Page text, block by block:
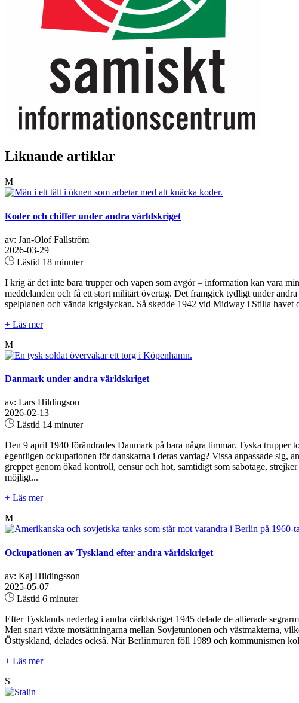
Liknande artiklar
M
Koder och chiffer under andra världskriget
av: Jan-Olof Fallström
2026-03-29
Lästid 18 minuter
I krig är det inte bara trupper och vapen som avgör – information kan vara
meddelanden och få ett stort militärt övertag. Det framgick tydligt under
spelplanen och vända krigslyckan. Så skedde 1942 vid Midway i Stilla
+ Läs mer
M
Danmark under andra världskriget
av: Lars Hildingson
2026-02-13
Lästid 14 minuter
Den 9 april 1940 förändrades Danmark på bara några timmar. Tyska
egentligen ockupationen för danskarna i deras vardag? Vissa anpassade
greppet genom ökad kontroll, censur och hot, samtidigt som sabotage,
möjligt...
+ Läs mer
M
Ockupationen av Tyskland efter andra världskriget
av: Kaj Hildingsson
2025-05-07
Lästid 6 minuter
Efter Tysklands nederlag i andra världskriget 1945 delade de allierade
Men snart växte motsättningarna mellan Sovjetunionen och västmakterna,
Östtyskland, delades också. När Berlinmuren föll 1989 och kommunismen
+ Läs mer
S